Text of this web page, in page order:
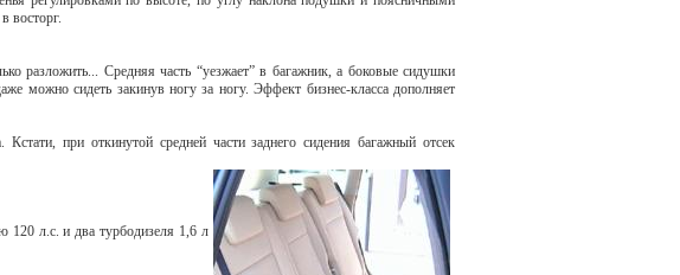
восторг.
разложить... Средняя часть “уезжает” в багажник, а боковые сидушки
можно сидеть закинув ногу за ногу. Эффект бизнес-класса дополняет
при откинутой средней части заднего сидения багажный отсек
л.с. и два турбодизеля 1,6 л